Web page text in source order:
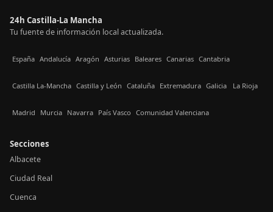
24h Castilla-La Mancha
Tu fuente de información local actualizada.
España Andalucía Aragón Asturias Baleares Canarias Cantabria
Castilla La-Mancha Castilla y León Cataluña Extremadura Galicia La Rioja
Madrid Murcia Navarra País Vasco Comunidad Valenciana
Secciones
Albacete
Ciudad Real
Cuenca